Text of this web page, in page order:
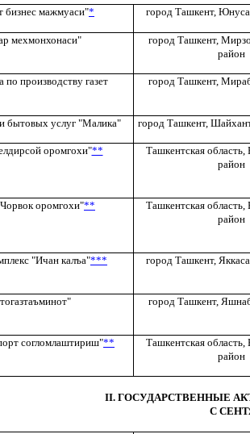
мажмуаси"* город Ташкент,
мехмонхонаси"
город Ташкент,
район
по производству газет город Ташкент,
бытовых услуг "Малика" город Ташкент,
оромгохи"**
Ташкентская область,
район
оромгохи"**
Ташкентская область,
район
"Ичан калъа"*** город Ташкент,
город Ташкент,
согломлаштириш"**
Ташкентская область,
район
II. ГОСУДАРСТВЕННЫЕ
С